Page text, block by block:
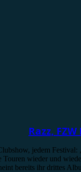
Razz,
jedem
wieder und
bereits ihr drittes